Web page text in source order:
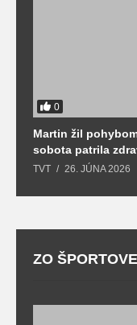
0
Martin žil
sobota patrila
TVT 26. JÚNA 2026
ZO